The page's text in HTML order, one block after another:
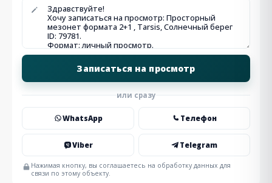
или сразу
WhatsApp Телефон
Viber Telegram
Нажимая кнопку, вы соглашаетесь на обработку данных для
связи по этому объекту.